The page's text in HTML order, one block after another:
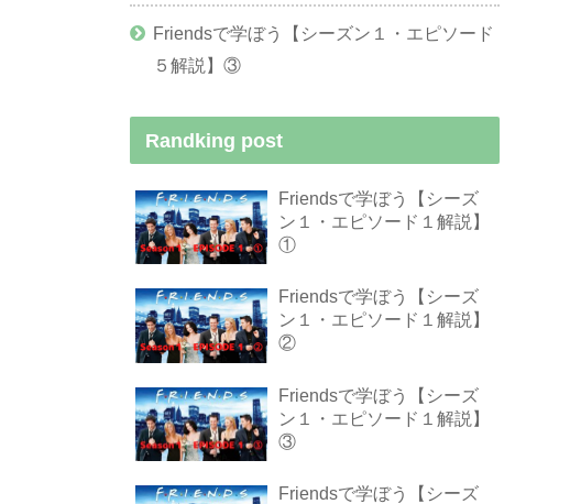
Friendsで学ぼう【シーズン１・エピソード
５解説】③
Randking post
Friendsで学ぼう【シーズ
ン１・エピソード１解説】
①
Friendsで学ぼう【シーズ
ン１・エピソード１解説】
②
Friendsで学ぼう【シーズ
ン１・エピソード１解説】
③
Friendsで学ぼう【シーズ